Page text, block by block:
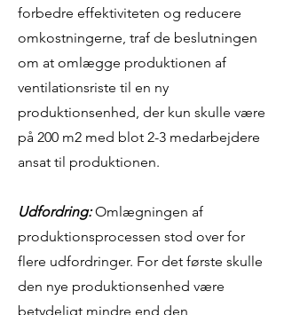
forbedre effektiviteten og reducere
omkostningerne, traf de beslutningen
om at omlægge produktionen af
ventilationsriste til en ny
produktionsenhed, der kun skulle være
på 200 m2 med blot 2-3 medarbejdere
ansat til produktionen.
Udfordring:Omlægningen af
produktionsprocessen stod over for
flere udfordringer. For det første skulle
den nye produktionsenhed være
betydeligt mindre end den